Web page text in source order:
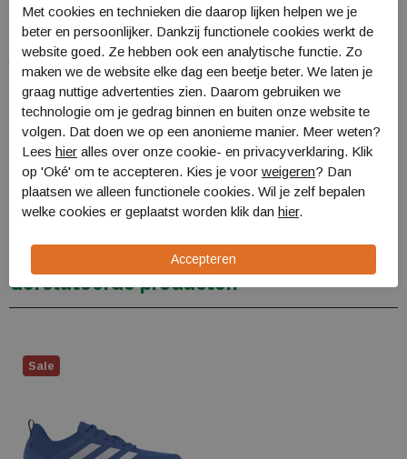
Deze schoen is gemaakt voor jonge sporters die het veld willen
domineren. Het mesh bovenwerk omsluit je voet waardoor je
letterlijk stevig in je schoenen staat. De EVA-middenzool zorgt voor
flexibilteit en een goede demping. De buitenzool zorgt voor veel
grip tijdens je acties op elk binnenoppervlak.
Specificaties
Bestellen en Betalen
Verzending en levering
Gerelateerde producten
Sale
Met cookies en technieken die daarop lijken helpen we je
beter en persoonlijker. Dankzij functionele cookies werkt de
website goed. Ze hebben ook een analytische functie. Zo
maken we de website elke dag een beetje beter. We laten je
graag nuttige advertenties zien. Daarom gebruiken we
technologie om je gedrag binnen en buiten onze website te
volgen. Dat doen we op een anonieme manier. Meer weten?
Lees hier alles over onze cookie- en privacyverklaring. Klik
op 'Oké' om te accepteren. Kies je voor weigeren? Dan
plaatsen we alleen functionele cookies. Wil je zelf bepalen
welke cookies er geplaatst worden klik dan hier.